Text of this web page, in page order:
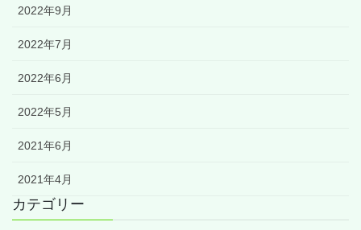
2022年9月
2022年7月
2022年6月
2022年5月
2021年6月
2021年4月
カテゴリー